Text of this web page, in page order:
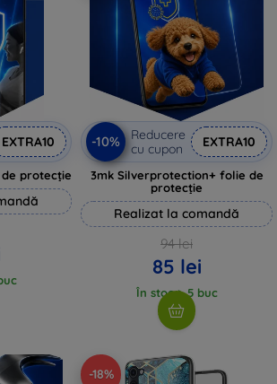
EXTRA10
protecție
-10%
Reducere
cu cupon
EXTRA10
3mk Silverprotection+ folie de
protecție
Realizat la comandă
94 lei
85 lei
În stoc > 5 buc
-18%